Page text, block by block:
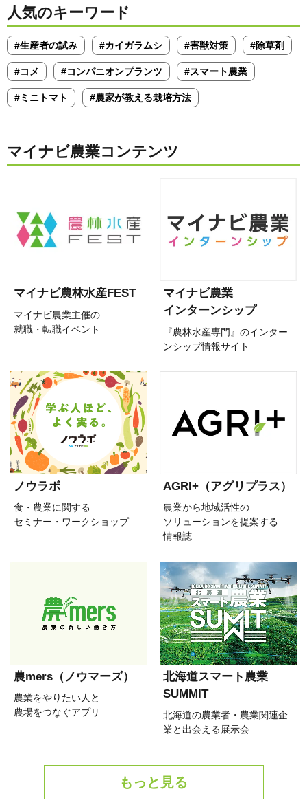
人気のキーワード
#生産者の試み #カイガラムシ #害獣対策 #除草剤
#コメ #コンパニオンプランツ #スマート農業
#ミニトマト #農家が教える栽培方法
マイナビ農業コンテンツ
マイナビ農林水産FEST
マイナビ農業主催の
就職・転職イベント
マイナビ農業
インターンシップ
『農林水産専門』のインター
ンシップ情報サイト
ノウラボ
食・農業に関する
セミナー・ワークショップ
AGRI+（アグリプラス）
農業から地域活性の
ソリューションを提案する
情報誌
農mers（ノウマーズ）
農業をやりたい人と
農場をつなぐアプリ
北海道スマート農業
SUMMIT
北海道の農業者・農業関連企
業と出会える展示会
もっと見る